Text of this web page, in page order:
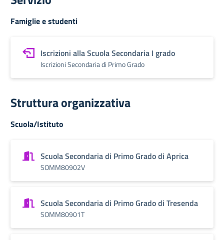
Famiglie e studenti
Iscrizioni alla Scuola Secondaria I grado
Iscrizioni Secondaria di Primo Grado
Struttura organizzativa
Scuola/Istituto
Scuola Secondaria di Primo Grado di Aprica
SOMM80902V
Scuola Secondaria di Primo Grado di Tresenda
SOMM80901T